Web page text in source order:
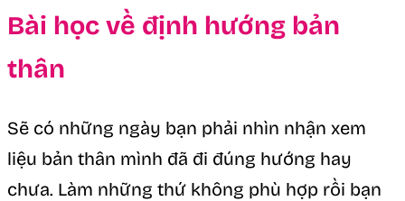
Bài học về định hướng bản
thân
Sẽ có những ngày bạn phải nhìn nhận xem
liệu bản thân mình đã đi đúng hướng hay
chưa. Làm những thứ không phù hợp rồi bạn